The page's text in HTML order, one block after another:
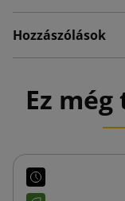
Hozzászólások
Ez